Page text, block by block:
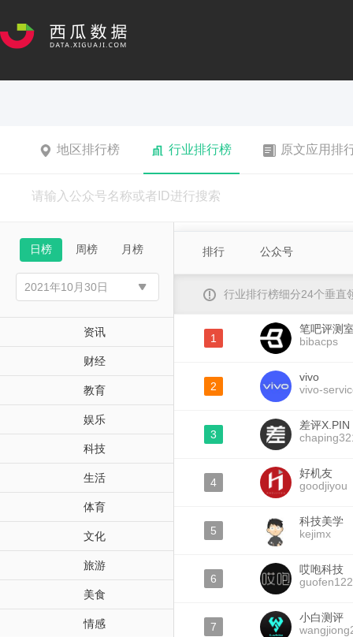
地区排行榜 行业排行榜 原文应用排
日榜 周榜 月榜
资讯
财经
教育
娱乐
科技
生活
体育
文化
旅游
美食
情感
排行 公众号
行业排行榜细分24个垂直
1
笔吧评测
bibacps
2
vivo
vivo-
3
差评X.PIN
4
好机友
goodjiyou
5
科技美学
kejimx
6
哎咆科技
7
小白测评